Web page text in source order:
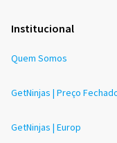
Institucional
Quem Somos
GetNinjas | Preço
GetNinjas | Europ